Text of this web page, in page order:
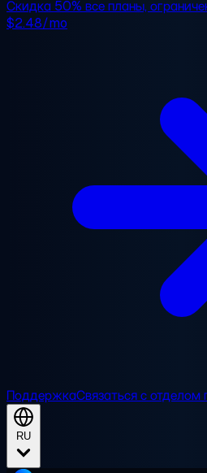
Скидка 50% все планы,
$2.48/mo
ПоддержкаСвязаться с
RU